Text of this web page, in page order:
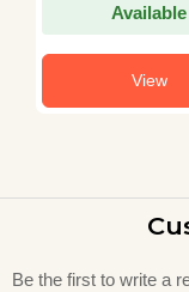
Available
View
Be the first to write a